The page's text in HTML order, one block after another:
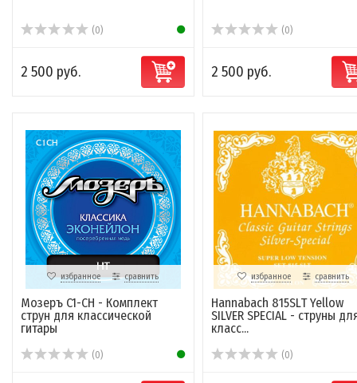
(0)
2 500 руб.
(0)
2 500 руб.
избранное сравнить
Мозеръ C1-CH - Комплект
струн для классической
гитары
(0)
избранное сравнить
Hannabach 815SLT Yellow
SILVER SPECIAL - струны
класс...
(0)